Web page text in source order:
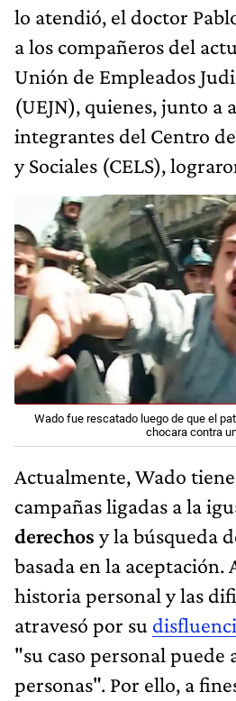
lo atendió, el doctor
a los compañeros del
Unión de Empleados
(UEJN), quienes, junto a
integrantes del Centro
y Sociales (CELS),
Wado fue rescatado luego de que el
chocara contra
Actualmente, Wado
campañas ligadas a la
derechos y la búsqueda
basada en la aceptación.
historia personal y las
atravesó por su
"su caso personal puede
personas". Por ello, a